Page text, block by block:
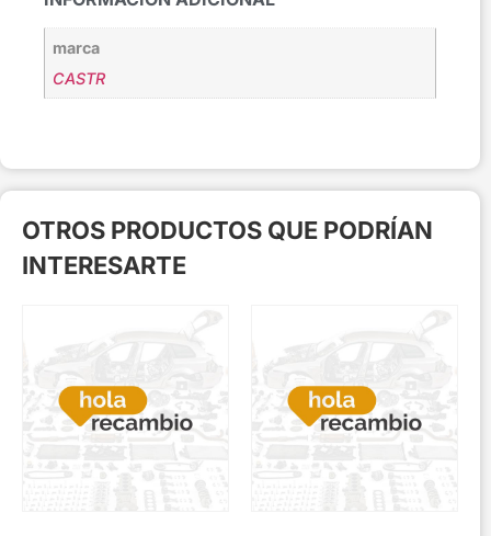
marca
CASTR
OTROS PRODUCTOS QUE PODRÍAN
INTERESARTE